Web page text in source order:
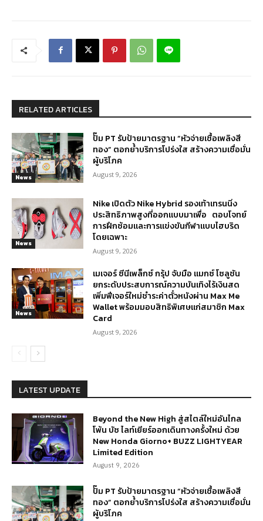
RELATED ARTICLES
News
ปั๊ม PT รับป้ายมาตรฐาน “หัวจ่ายเชื้อเพลิงสี
ทอง” ตอกย้ำบริการโปร่งใส สร้างความเชื่อมั่น
ผู้บริโภค
August 9, 2026
News
Nike เปิดตัว Nike Hybrid รองเท้าเทรนนิ่ง
ประสิทธิภาพสูงที่ออกแบบมาเพื่อ ตอบโจทย์
การฝึกซ้อมและการแข่งขันกีฬาแบบไฮบริด
โดยเฉพาะ
August 9, 2026
News
เมเจอร์ ซีนีเพล็กซ์ กรุ้ป จับมือ แมกซ์ โซลูชัน
ยกระดับประสบการณ์ความบันเทิงไร้เงินสด
เพิ่มฟีเจอร์ใหม่ชำระค่าตั๋วหนังผ่าน Max Me
Wallet พร้อมมอบสิทธิพิเศษแก่สมาชิก Max
Card
August 9, 2026
LATEST UPDATE
Beyond the New High สู่สไตล์ใหม่อันไกล
โพ้น บัซ ไลท์เยียร์ออกเดินทางครั้งใหม่ ด้วย
New Honda Giorno+ BUZZ LIGHTYEAR
Limited Edition
August 9, 2026
ปั๊ม PT รับป้ายมาตรฐาน “หัวจ่ายเชื้อเพลิงสี
ทอง” ตอกย้ำบริการโปร่งใส สร้างความเชื่อมั่น
ผู้บริโภค